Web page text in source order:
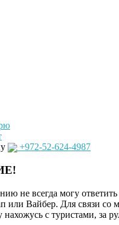
+972-52-624-4987
не всегда могу
или Вайбер. Для связи со
нахожусь с